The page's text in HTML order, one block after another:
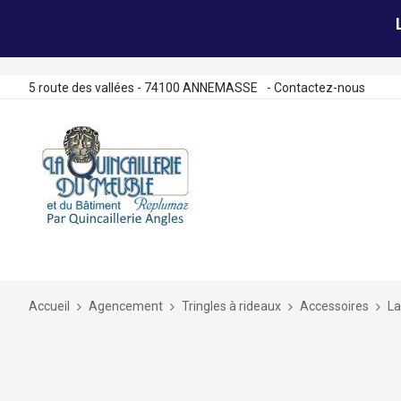
5 route des vallées - 74100 ANNEMASSE - Contactez-nous
Accueil Agencement Tringles à rideaux Accessoires